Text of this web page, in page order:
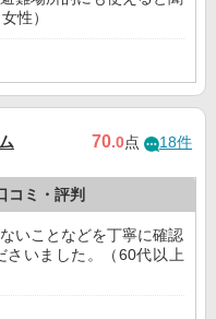
性）
70.0点 18件
コミ・評判
いことなどを丁寧に確認
さいました。（60代以上